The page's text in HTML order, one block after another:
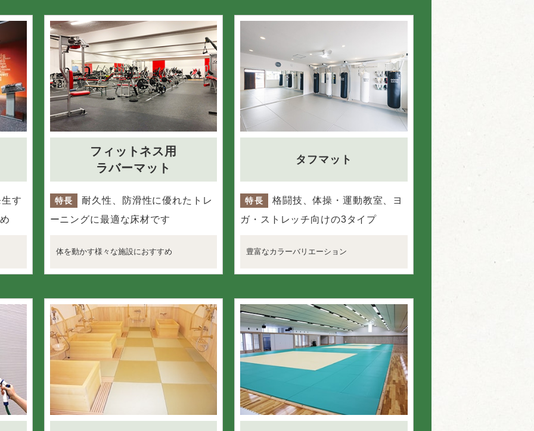
す
フィットネス用
ラバーマット
特長
耐久性、防滑性に優れたトレ
ーニングに最適な床材です
体を動かす様々な施設におすすめ
タフマット
特長
格闘技、体操・運動教室、ヨ
ガ・ストレッチ向けの3タイプ
豊富なカラーバリエーション